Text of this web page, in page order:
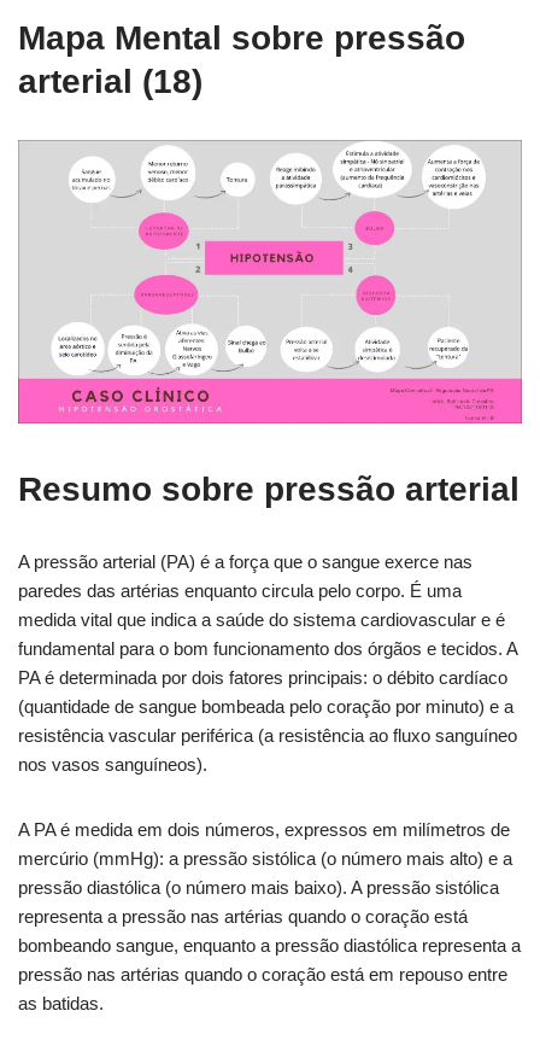
Mapa Mental sobre pressão
arterial (18)
Resumo sobre pressão arterial
A pressão arterial (PA) é a força que o sangue exerce nas
paredes das artérias enquanto circula pelo corpo. É uma
medida vital que indica a saúde do sistema cardiovascular e é
fundamental para o bom funcionamento dos órgãos e tecidos. A
PA é determinada por dois fatores principais: o débito cardíaco
(quantidade de sangue bombeada pelo coração por minuto) e a
resistência vascular periférica (a resistência ao fluxo sanguíneo
nos vasos sanguíneos).
A PA é medida em dois números, expressos em milímetros de
mercúrio (mmHg): a pressão sistólica (o número mais alto) e a
pressão diastólica (o número mais baixo). A pressão sistólica
representa a pressão nas artérias quando o coração está
bombeando sangue, enquanto a pressão diastólica representa a
pressão nas artérias quando o coração está em repouso entre
as batidas.